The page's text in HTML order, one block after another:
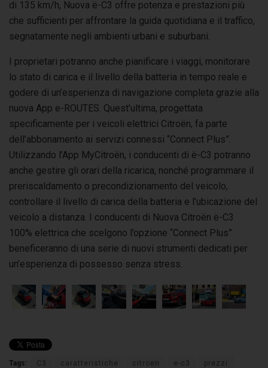
di 135 km/h, Nuova ë-C3 offre potenza e prestazioni più
che sufficienti per affrontare la guida quotidiana e il traffico,
segnatamente negli ambienti urbani e suburbani.
I proprietari potranno anche pianificare i viaggi, monitorare
lo stato di carica e il livello della batteria in tempo reale e
godere di un’esperienza di navigazione completa grazie alla
nuova App e-ROUTES. Quest’ultima, progettata
specificamente per i veicoli elettrici Citroën, fa parte
dell’abbonamento ai servizi connessi “Connect Plus”.
Utilizzando l’App MyCitroën, i conducenti di ë-C3 potranno
anche gestire gli orari della ricarica, nonché programmare il
preriscaldamento o precondizionamento del veicolo,
controllare il livello di carica della batteria e l’ubicazione del
veicolo a distanza. I conducenti di Nuova Citroën ë-C3
100% elettrica che scelgono l’opzione “Connect Plus”
beneficeranno di una serie di nuovi strumenti dedicati per
un’esperienza di possesso senza stress.
Tags: C3 caratteristiche citroen e-c3 prezzi